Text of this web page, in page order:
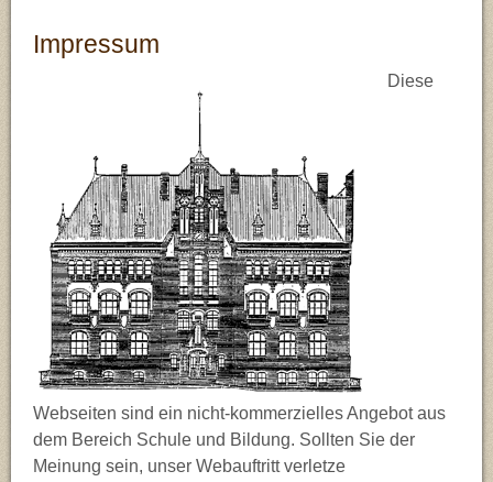
Erdkunde (Ek)
Ev. Religion (Re)
Französisch (Fr)
Geschichte (Ge)
Informatik (If)
Kunst (Ku)
Gesellschaftslehre
Naturwissenschaften
Impressum
Diese
Webseiten sind ein nicht-kommerzielles Angebot aus
dem Bereich Schule und Bildung. Sollten Sie der
Meinung sein, unser Webauftritt verletze